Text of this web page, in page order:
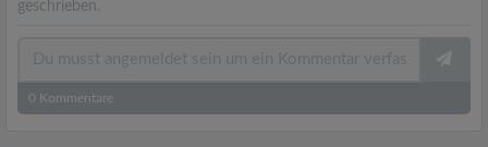
geschrieben.
0 Kommentare